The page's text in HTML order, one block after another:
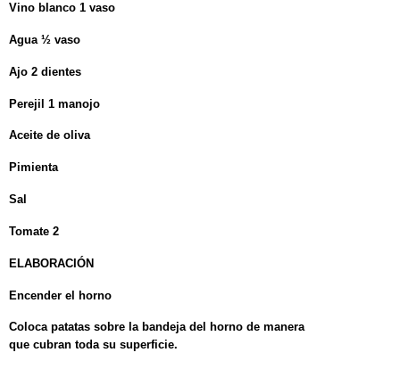
Vino blanco 1 vaso
Agua ½ vaso
Ajo 2 dientes
Perejil 1 manojo
Aceite de oliva
Pimienta
Sal
Tomate 2
ELABORACIÓN
Encender el horno
Coloca patatas sobre la bandeja del horno de manera
que cubran toda su superficie.